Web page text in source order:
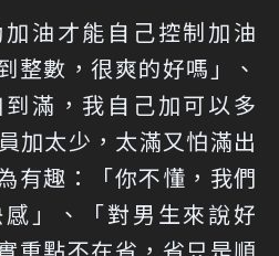
油才能 自己控制加油
整數，很爽的好嗎」、
到滿，我自己加可以多
加太少，太滿又怕滿出
有趣 ：「你不懂，我們
」、「對男生來說好
重點不在省，省只是順